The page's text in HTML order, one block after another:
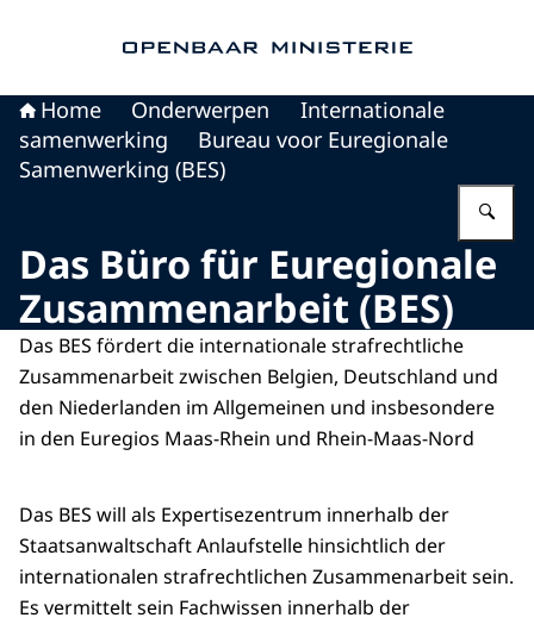
Home Onderwerpen
Internationale
samenwerking
Bureau voor Euregionale
Samenwerking (BES)
Das Büro für Euregionale
Zusammenarbeit (BES)
Das BES fördert die internationale strafrechtliche
Zusammenarbeit zwischen Belgien, Deutschland und
den Niederlanden im Allgemeinen und insbesondere
in den Euregios Maas-Rhein und Rhein-Maas-Nord
Das BES will als Expertisezentrum innerhalb der
Staatsanwaltschaft Anlaufstelle hinsichtlich der
internationalen strafrechtlichen Zusammenarbeit sein.
Es vermittelt sein Fachwissen innerhalb der